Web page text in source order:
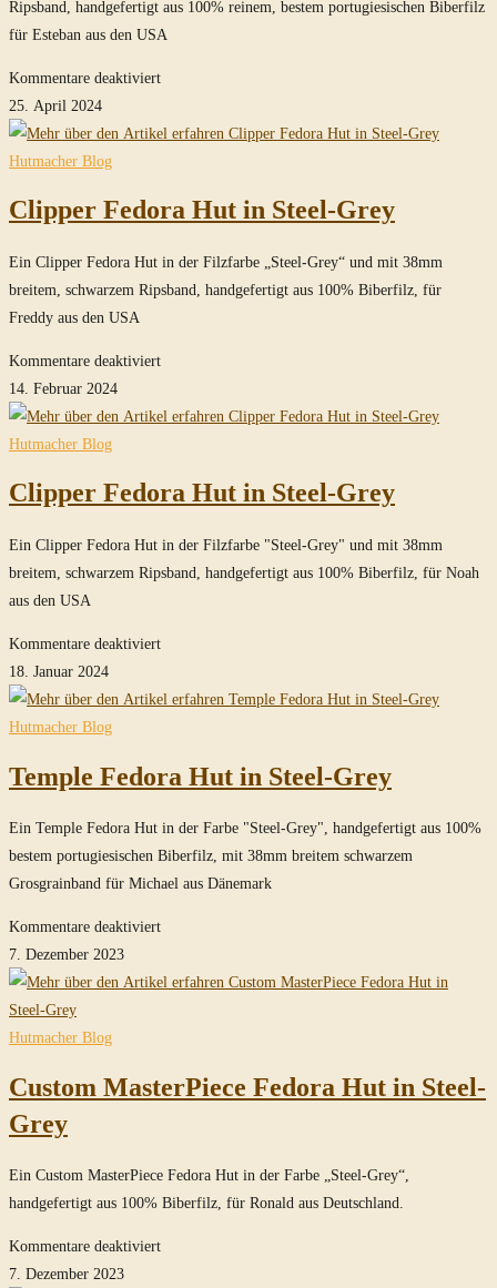
Ripsband, handgefertigt aus 100% reinem, bestem portugiesischen Biberfilz
für Esteban aus den USA
Kommentare deaktiviertfür
Fedora
Smoke-
25. April 2024
Hutmacher Blog
Clipper Fedora Hut in Steel-Grey
Ein Clipper Fedora Hut in der Filzfarbe „Steel-Grey“ und mit 38mm
breitem, schwarzem Ripsband, handgefertigt aus 100% Biberfilz, für
Freddy aus den USA
Kommentare deaktiviertfür
Fedora
Steel-
14. Februar 2024
Hutmacher Blog
Clipper Fedora Hut in Steel-Grey
Ein Clipper Fedora Hut in der Filzfarbe "Steel-Grey" und mit 38mm
breitem, schwarzem Ripsband, handgefertigt aus 100% Biberfilz, für Noah
aus den USA
Kommentare deaktiviertfür
Fedora
Steel-
18. Januar 2024
Hutmacher Blog
Temple Fedora Hut in Steel-Grey
Ein Temple Fedora Hut in der Farbe "Steel-Grey", handgefertigt aus 100%
bestem portugiesischen Biberfilz, mit 38mm breitem schwarzem
Grosgrainband für Michael aus Dänemark
Kommentare deaktiviertfür
Fedora
Grey
7. Dezember 2023
Hutmacher Blog
Custom MasterPiece Fedora Hut in Steel-
Grey
Ein Custom MasterPiece Fedora Hut in der Farbe „Steel-Grey“,
handgefertigt aus 100% Biberfilz, für Ronald aus Deutschland.
Kommentare deaktiviertfür
7. Dezember 2023